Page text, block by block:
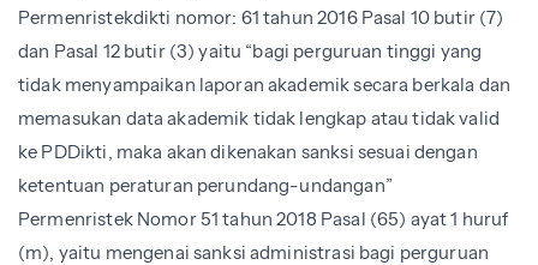
Permenristekdikti nomor: 61 tahun 2016 Pasal 10 butir (7)
dan Pasal 12 butir (3) yaitu “bagi perguruan tinggi yang
tidak menyampaikan laporan akademik secara berkala dan
memasukan data akademik tidak lengkap atau tidak valid
ke PDDikti, maka akan dikenakan sanksi sesuai dengan
ketentuan peraturan perundang-undangan”
Permenristek Nomor 51 tahun 2018 Pasal (65) ayat 1 huruf
(m), yaitu mengenai sanksi administrasi bagi perguruan